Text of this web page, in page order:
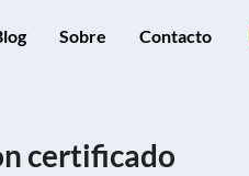
Sobre Contacto
certificado